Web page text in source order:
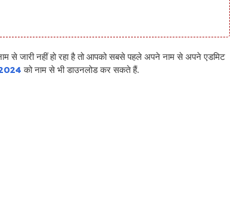
से जारी नहीं हो रहा है तो आपको सबसे पहले अपने नाम से अपने एडमिट
को नाम से भी डाउनलोड कर सकते हैं.